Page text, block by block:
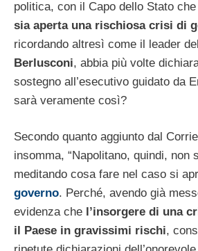
politica, con il Capo dello Stato
sia aperta una rischiosa crisi di
ricordando altresì come il leader
Berlusconi, abbia più volte
sostegno all’esecutivo guidato da
sarà veramente così?
Secondo quanto aggiunto dal
insomma, “Napolitano, quindi, non
meditando cosa fare nel caso si
governo. Perché, avendo già
evidenza che l’insorgere di una
il Paese in gravissimi rischi,